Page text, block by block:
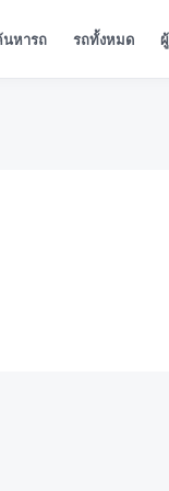
นหารถ รถทั้งหมด